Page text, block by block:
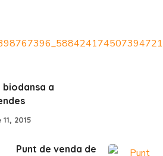
biodansa a
2015
Punt de venda de